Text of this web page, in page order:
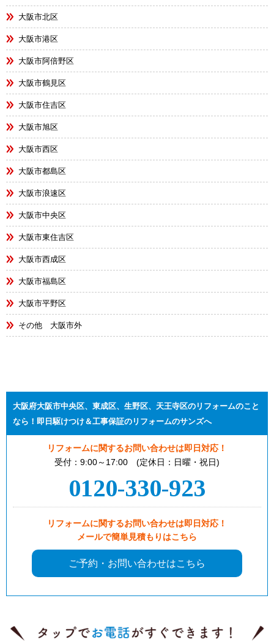
大阪市北区
大阪市港区
大阪市阿倍野区
大阪市鶴見区
大阪市住吉区
大阪市旭区
大阪市西区
大阪市都島区
大阪市浪速区
大阪市中央区
大阪市東住吉区
大阪市西成区
大阪市福島区
大阪市平野区
その他 大阪市外
大阪府大阪市中央区、東成区、生野区、天王寺区のリフォームのこと
なら！即日駆けつけ＆工事保証のリフォームのサンズへ
リフォームに関するお問い合わせは即日対応！
受付：9:00～17:00 (定休日：日曜・祝日)
0120-330-923
リフォームに関するお問い合わせは即日対応！
メールで簡単見積もりはこちら
ご予約・お問い合わせはこちら